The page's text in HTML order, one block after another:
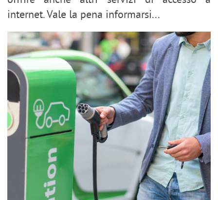
internet. Vale la pena informarsi...